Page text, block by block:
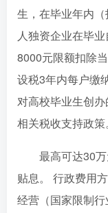
生，在毕业年内
人独资企业在毕
8000元限额扣除
设税3年内每户缴
对高校毕业生创
相关税收支持政
最高可达30
贴息。 行政费用
经营（国家限制